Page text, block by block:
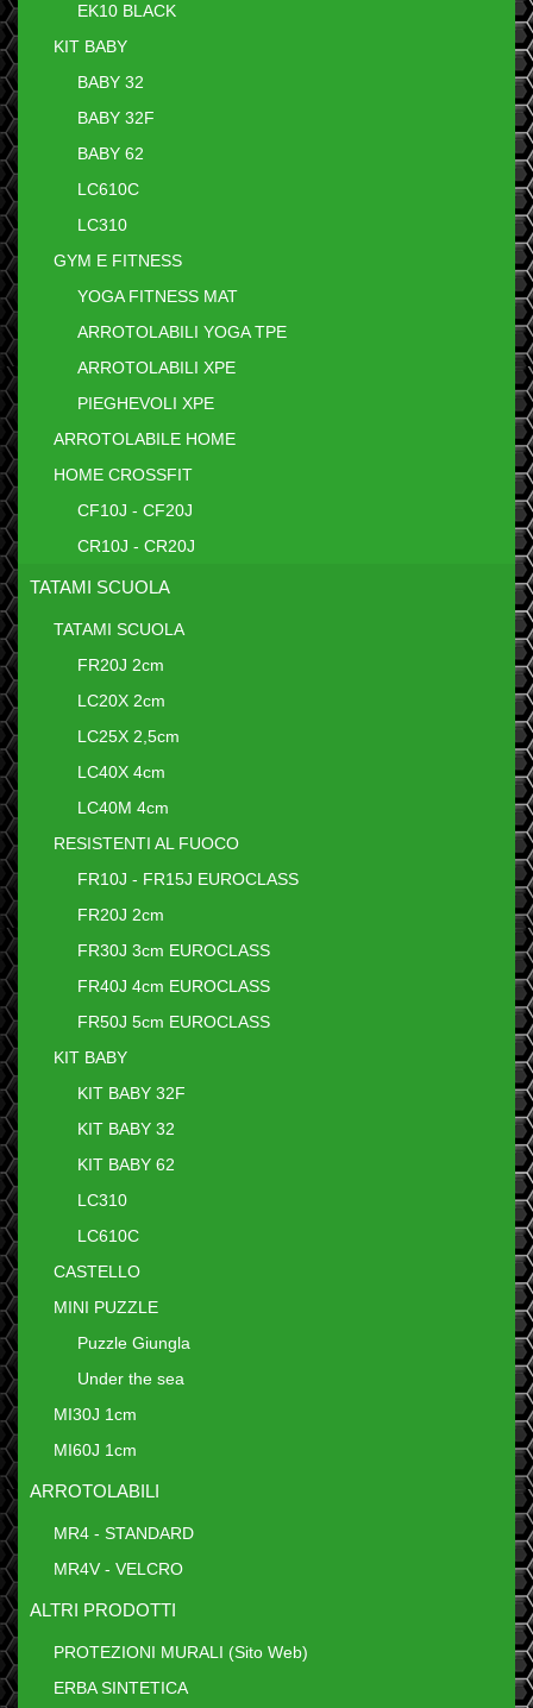
EK10 BLACK
KIT BABY
BABY 32
BABY 32F
BABY 62
LC610C
LC310
GYM E FITNESS
YOGA FITNESS MAT
ARROTOLABILI YOGA TPE
ARROTOLABILI XPE
PIEGHEVOLI XPE
ARROTOLABILE HOME
HOME CROSSFIT
CF10J - CF20J
CR10J - CR20J
TATAMI SCUOLA
TATAMI SCUOLA
FR20J 2cm
LC20X 2cm
LC25X 2,5cm
LC40X 4cm
LC40M 4cm
RESISTENTI AL FUOCO
FR10J - FR15J EUROCLASS
FR20J 2cm
FR30J 3cm EUROCLASS
FR40J 4cm EUROCLASS
FR50J 5cm EUROCLASS
KIT BABY
KIT BABY 32F
KIT BABY 32
KIT BABY 62
LC310
LC610C
CASTELLO
MINI PUZZLE
Puzzle Giungla
Under the sea
MI30J 1cm
MI60J 1cm
ARROTOLABILI
MR4 - STANDARD
MR4V - VELCRO
ALTRI PRODOTTI
PROTEZIONI MURALI (Sito Web)
ERBA SINTETICA